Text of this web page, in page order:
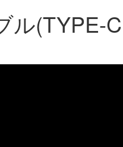
(TYPE-